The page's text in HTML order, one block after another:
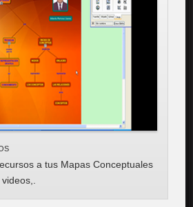
a tus Mapas Conceptuales